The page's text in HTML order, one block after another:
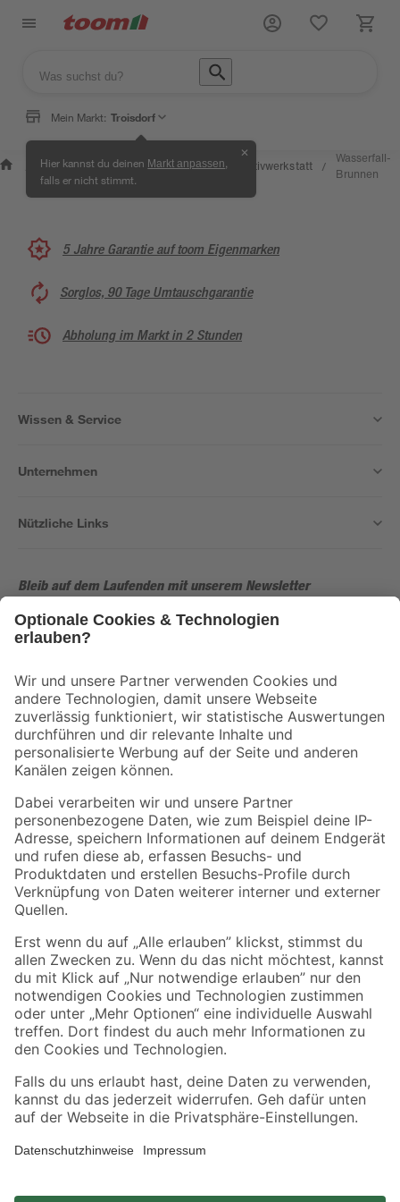
Mein Markt: Troisdorf
Hier kannst du deinen Markt anpassen
falls er nicht stimmt.
✕
Wissen &
Service
/
Selbermachen &
Ratgeber
/ Kreativwerkstatt /
Wasserfall-
Brunnen
5 Jahre Garantie auf toom Eigenmarken
Sorglos, 90 Tage Umtauschgarantie
Abholung im Markt in 2 Stunden
Wissen & Service
Unternehmen
Nützliche Links
Bleib auf dem Laufenden mit unserem Newsletter
Der toom Newsletter: Keine Angebote und Aktionen mehr verpassen!
Folge uns
Zahlungsarten Versandarten
Sicher einkaufen
Jetzt die toom-App herunterladen
Alle Preisangaben in EUR inkl. gesetzl. MwSt.. Die dargestellten Angebote sind unter
Umständen nicht in allen Märkten verfügbar. Die angegebenen Verfügbarkeiten beziehen
sich auf den unter "Mein Markt" ausgewählten toom Baumarkt. Alle Angebote und
*Paketversand ab 59 € versandkostenfrei, gilt nicht für Artikel mit Speditionsversand, hier
fallen zusätzliche Versandkosten an.